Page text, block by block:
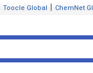
Toocle Global ChemNet